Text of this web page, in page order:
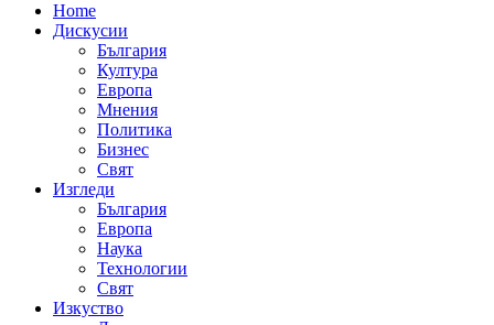
Home
Дискусии
България
Култура
Европа
Мнения
Политика
Бизнес
Свят
Изгледи
България
Европа
Наука
Технологии
Свят
Изкуство